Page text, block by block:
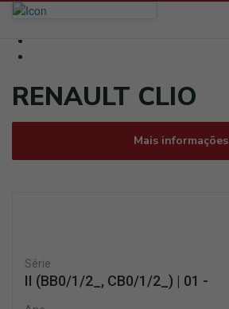
RENAULT CLIO
Mais informações
Série
II (BB0/1/2_, CB0/1/2_) | 01 -